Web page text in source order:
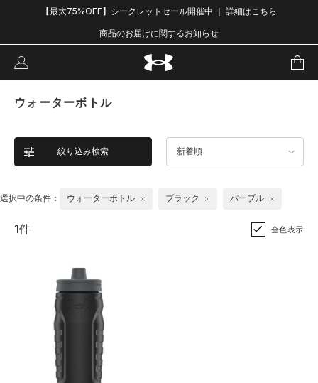
【最大75%OFF】シークレットセール開催中 ｜ 詳細はこちら
商品のお届けに関するお知らせ
ウォーターボトル
絞り込み検索 新着順
選択中の条件： ウォーターボトル ブラック パープル
1件 全色表示